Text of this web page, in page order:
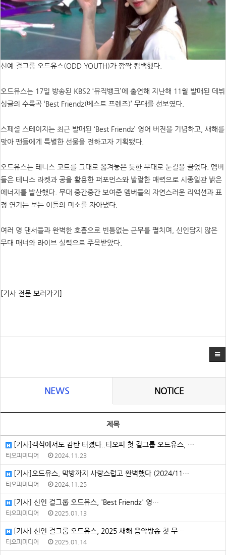
신예 걸그룹 오드유스(ODD YOUTH)가 깜짝 컴백했다.
오드유스는 17일 방송된 KBS2 ‘뮤직뱅크’에 출연해 지난해 11월 발매된 데뷔
싱글의 수록곡 ‘Best Friendz(베스트 프렌즈)’ 무대를 선보였다.
스페셜 스테이지는 최근 발매된 ‘Best Friendz’ 영어 버전을 기념하고, 새해를
맞아 팬들에게 특별한 선물을 전하고자 기획됐다.
오드유스는 테니스 코트를 그대로 옮겨놓은 듯한 무대로 눈길을 끌었다. 멤버
들은 테니스 라켓과 공을 활용한 퍼포먼스와 발랄한 매력으로 시종일관 밝은
에너지를 발산했다. 무대 중간중간 보여준 멤버들의 자연스러운 리액션과 표
정 연기는 보는 이들의 미소를 자아냈다.
여러 명 댄서들과 완벽한 호흡으로 빈틈없는 군무를 펼치며, 신인답지 않은
무대 매너와 라이브 실력으로 주목받았다.
[기사 전문 보러가기]
NEWS NOTICE
제목
[기사]객석에서도 감탄 터졌다..티오피 첫 걸그룹 오드유스, …
티오피미디어 2024.11.23
[기사]오드유스, 막방까지 사랑스럽고 완벽했다 (2024/11…
티오피미디어 2024.11.25
[기사] 신인 걸그룹 오드유스, 'Best Friendz' 영…
티오피미디어 2025.01.13
[기사] 신인 걸그룹 오드유스, 2025 새해 음악방송 첫 무…
티오피미디어 2025.01.14